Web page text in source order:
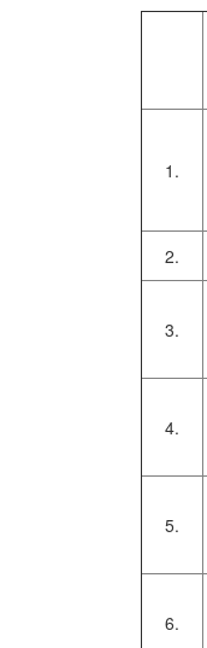
1.
2.
3.
4.
5.
6.